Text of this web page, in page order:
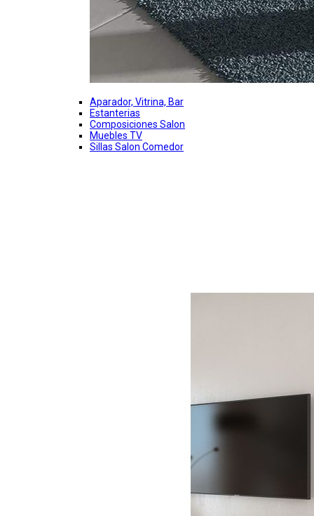
Aparador, Vitrina, Bar
Estanterias
Composiciones Salon
Muebles TV
Sillas Salon Comedor